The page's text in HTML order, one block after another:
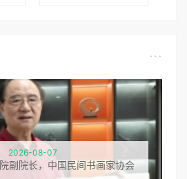
2026-08-07
副院长，中国民间书画家协会